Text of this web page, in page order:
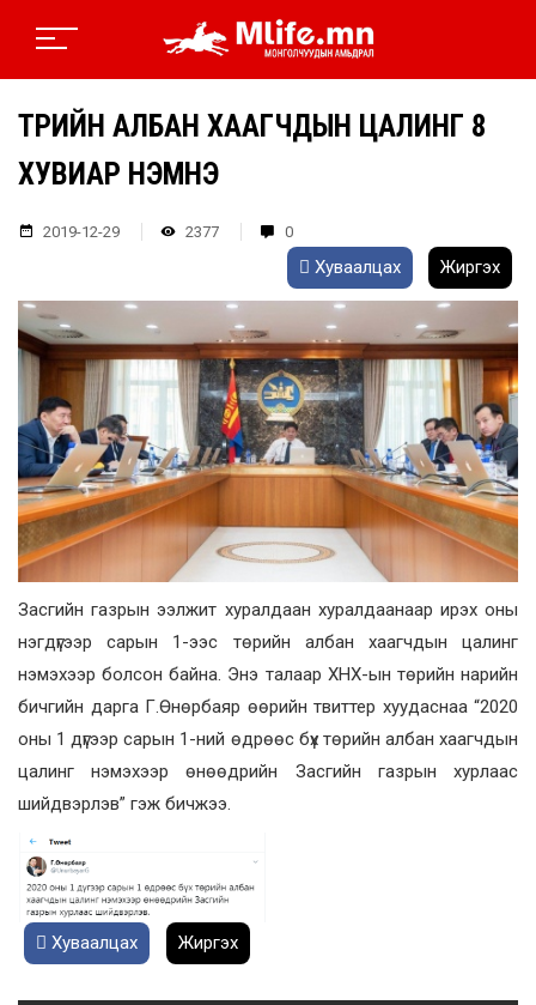
ТӨРИЙН АЛБАН ХААГЧДЫН ЦАЛИНГ 8
ХУВИАР НЭМНЭ
2019-12-29 2377 0
Хуваалцах Жиргэх
Засгийн газрын ээлжит хуралдаан хуралдаанаар ирэх оны
нэгдүгээр сарын 1-ээс төрийн албан хаагчдын цалинг
нэмэхээр болсон байна. Энэ талаар ХНХ-ын төрийн нарийн
бичгийн дарга Г.Өнөрбаяр өөрийн твиттер хуудаснаа “2020
оны 1 дүгээр сарын 1-ний өдрөөс бүх төрийн албан хаагчдын
цалинг нэмэхээр өнөөдрийн Засгийн газрын хурлаас
шийдвэрлэв” гэж бичжээ.
Хуваалцах Жиргэх